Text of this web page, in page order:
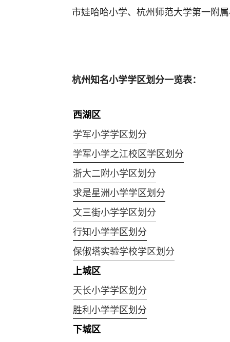
市娃哈哈小学、杭州师范大学第一附
杭州知名小学学区划分一览表：
西湖区
学军小学学区划分
学军小学之江校区学区划分
浙大二附小学区划分
求是星洲小学学区划分
文三街小学学区划分
行知小学学区划分
保俶塔实验学校学区划分
上城区
天长小学学区划分
胜利小学学区划分
下城区